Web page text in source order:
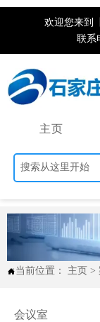
欢迎您来到
联系
主页
当前位置： 主页 >
会议室